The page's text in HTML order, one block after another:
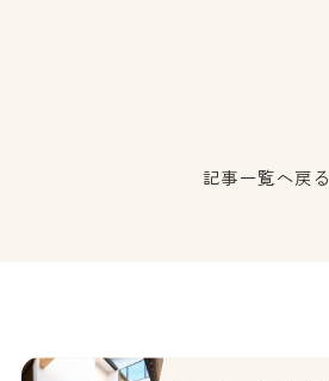
記事一覧へ戻る